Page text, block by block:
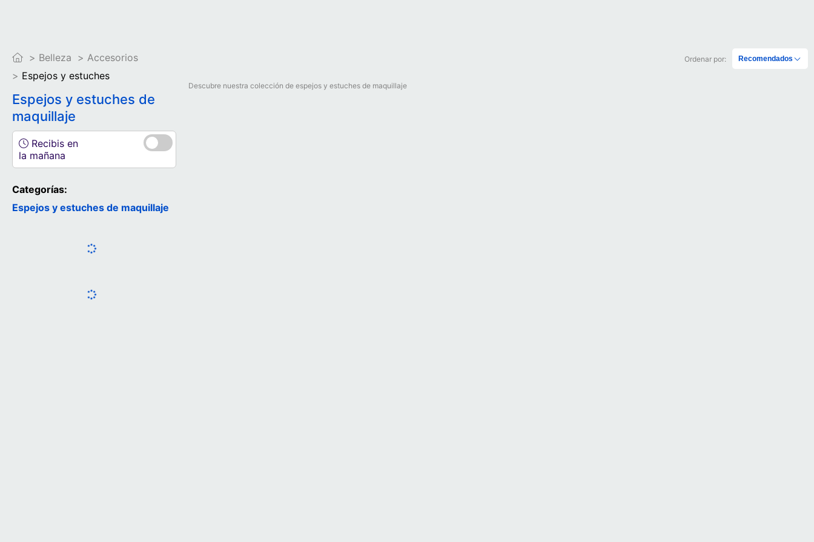
Belleza
Accesorios
Espejos y estuches
Espejos y estuches de
maquillaje
Recibis en
la mañana
Categorías:
Espejos y estuches de maquillaje
Ordenar por: Recomendados
Descubre nuestra colección de espejos y estuches de maquillaje